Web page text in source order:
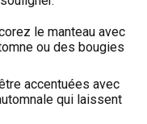
le manteau avec
ou des bougies
accentuées avec
qui laissent